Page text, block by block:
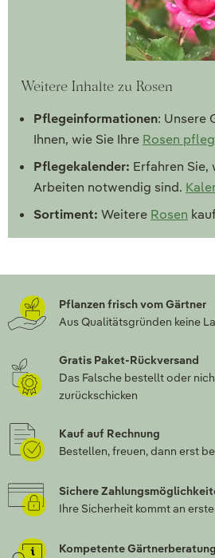
Weitere Inhalte zu Rosen
Pflegeinformationen: Unsere
Ihnen, wie Sie Ihre Rosen
Pflegekalender: Erfahren Sie,
Arbeiten notwendig sind.
Sortiment: Weitere Rosen
Pflanzen frisch vom Gärtner
Aus Qualitätsgründen keine
Gratis Paket-Rückversand
Das Falsche bestellt oder
zurückschicken
Kauf auf Rechnung
Bestellen, freuen, dann erst
Sichere
Ihre Sicherheit kommt an
Kompetente Gärtnerberatung